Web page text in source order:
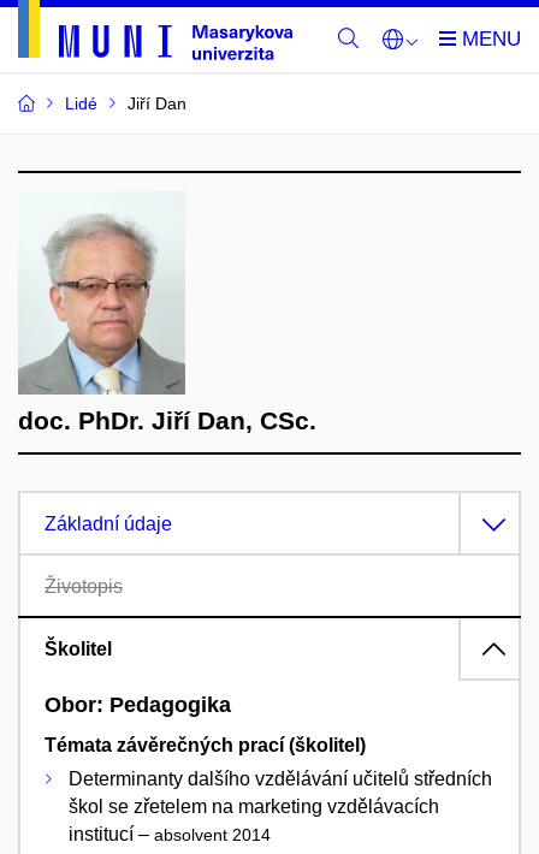
Lidé Jiří Dan
doc. PhDr. Jiří Dan, CSc.
Základní údaje
Životopis
Školitel
Obor: Pedagogika
Témata závěrečných prací (školitel)
Determinanty dalšího vzdělávání učitelů středních
škol se zřetelem na marketing vzdělávacích
institucí – absolvent 2014